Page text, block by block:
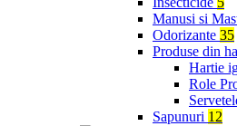
Manusi si
Odorizante 35
Produse din
Hartie
Role
Sapunuri 12